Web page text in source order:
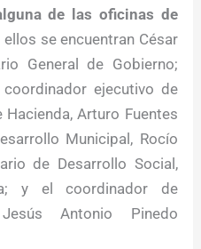
de las oficinas de
ellos se encuentran César
General de Gobierno;
ejecutivo de
Arturo Fuentes
Municipal, Rocío
de Desarrollo Social,
y el coordinador de
Antonio Pinedo